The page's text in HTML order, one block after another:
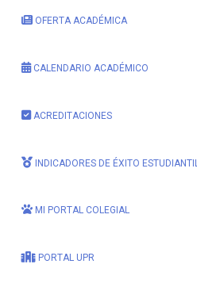
OFERTA ACADÉMICA
CALENDARIO ACADÉMICO
ACREDITACIONES
INDICADORES DE ÉXITO ESTUDIANTIL
MI PORTAL COLEGIAL
PORTAL UPR